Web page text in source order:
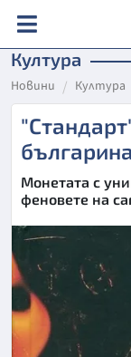
Култура
Новини Култура
Монетата с
феновете на